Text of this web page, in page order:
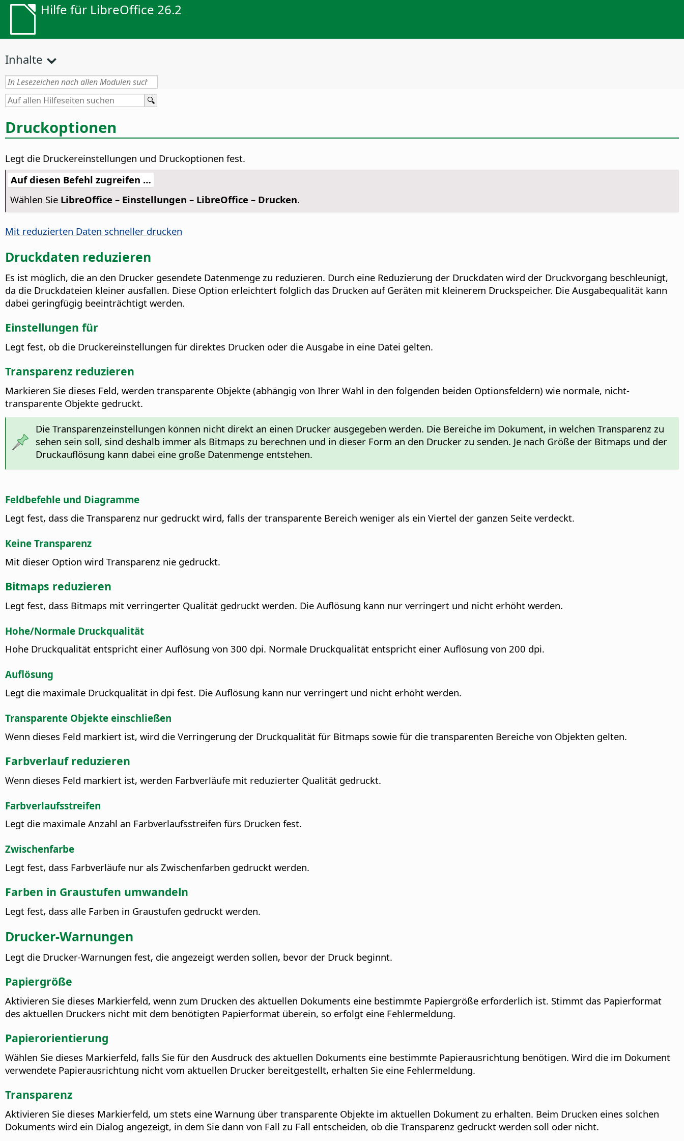
Hilfe für LibreOffice 26.2
Inhalte
Druckoptionen
Legt die Druckereinstellungen und Druckoptionen fest.
Auf diesen Befehl zugreifen …
Wählen Sie LibreOffice – Einstellungen – LibreOffice – Drucken.
Mit reduzierten Daten schneller drucken
Druckdaten reduzieren
Es ist möglich, die an den Drucker gesendete Datenmenge zu reduzieren. Durch eine Reduzierung der Druckdaten wird der Druckvorgang beschleunigt,
da die Druckdateien kleiner ausfallen. Diese Option erleichtert folglich das Drucken auf Geräten mit kleinerem Druckspeicher. Die Ausgabequalität kann
dabei geringfügig beeinträchtigt werden.
Einstellungen für
Legt fest, ob die Druckereinstellungen für direktes Drucken oder die Ausgabe in eine Datei gelten.
Transparenz reduzieren
Markieren Sie dieses Feld, werden transparente Objekte (abhängig von Ihrer Wahl in den folgenden beiden Optionsfeldern) wie normale, nicht-
transparente Objekte gedruckt.
Die Transparenzeinstellungen können nicht direkt an einen Drucker ausgegeben werden. Die Bereiche im Dokument, in welchen Transparenz zu
sehen sein soll, sind deshalb immer als Bitmaps zu berechnen und in dieser Form an den Drucker zu senden. Je nach Größe der Bitmaps und der
Druckauflösung kann dabei eine große Datenmenge entstehen.
Feldbefehle und Diagramme
Legt fest, dass die Transparenz nur gedruckt wird, falls der transparente Bereich weniger als ein Viertel der ganzen Seite verdeckt.
Keine Transparenz
Mit dieser Option wird Transparenz nie gedruckt.
Bitmaps reduzieren
Legt fest, dass Bitmaps mit verringerter Qualität gedruckt werden. Die Auflösung kann nur verringert und nicht erhöht werden.
Hohe/Normale Druckqualität
Hohe Druckqualität entspricht einer Auflösung von 300 dpi. Normale Druckqualität entspricht einer Auflösung von 200 dpi.
Auflösung
Legt die maximale Druckqualität in dpi fest. Die Auflösung kann nur verringert und nicht erhöht werden.
Transparente Objekte einschließen
Wenn dieses Feld markiert ist, wird die Verringerung der Druckqualität für Bitmaps sowie für die transparenten Bereiche von Objekten gelten.
Farbverlauf reduzieren
Wenn dieses Feld markiert ist, werden Farbverläufe mit reduzierter Qualität gedruckt.
Farbverlaufsstreifen
Legt die maximale Anzahl an Farbverlaufsstreifen fürs Drucken fest.
Zwischenfarbe
Legt fest, dass Farbverläufe nur als Zwischenfarben gedruckt werden.
Farben in Graustufen umwandeln
Legt fest, dass alle Farben in Graustufen gedruckt werden.
Drucker-Warnungen
Legt die Drucker-Warnungen fest, die angezeigt werden sollen, bevor der Druck beginnt.
Papiergröße
Aktivieren Sie dieses Markierfeld, wenn zum Drucken des aktuellen Dokuments eine bestimmte Papiergröße erforderlich ist. Stimmt das Papierformat
des aktuellen Druckers nicht mit dem benötigten Papierformat überein, so erfolgt eine Fehlermeldung.
Papierorientierung
Wählen Sie dieses Markierfeld, falls Sie für den Ausdruck des aktuellen Dokuments eine bestimmte Papierausrichtung benötigen. Wird die im Dokument
verwendete Papierausrichtung nicht vom aktuellen Drucker bereitgestellt, erhalten Sie eine Fehlermeldung.
Transparenz
Aktivieren Sie dieses Markierfeld, um stets eine Warnung über transparente Objekte im aktuellen Dokument zu erhalten. Beim Drucken eines solchen
Dokuments wird ein Dialog angezeigt, in dem Sie dann von Fall zu Fall entscheiden, ob die Transparenz gedruckt werden soll oder nicht.